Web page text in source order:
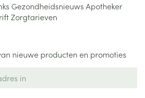
Gezondheidsnieuws Apotheker
Zorgtarieven
nieuwe producten en promoties